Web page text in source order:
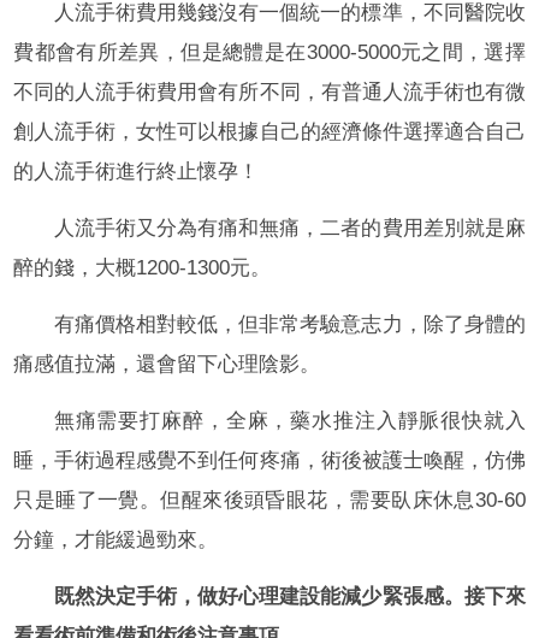
人流手術費用幾錢沒有一個統一的標準，不同醫院收
費都會有所差異，但是總體是在3000-5000元之間，選擇
不同的人流手術費用會有所不同，有普通人流手術也有微
創人流手術，女性可以根據自己的經濟條件選擇適合自己
的人流手術進行終止懷孕！
人流手術又分為有痛和無痛，二者的費用差別就是麻
醉的錢，大概1200-1300元。
有痛價格相對較低，但非常考驗意志力，除了身體的
痛感值拉滿，還會留下心理陰影。
無痛需要打麻醉，全麻，藥水推注入靜脈很快就入
睡，手術過程感覺不到任何疼痛，術後被護士喚醒，仿佛
只是睡了一覺。但醒來後頭昏眼花，需要臥床休息30-60
分鐘，才能緩過勁來。
既然決定手術，做好心理建設能減少緊張感。接下來